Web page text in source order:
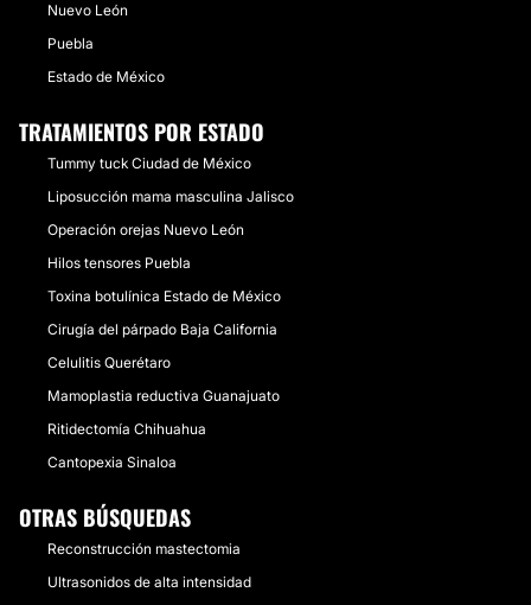
Nuevo León
Puebla
Estado de México
TRATAMIENTOS POR ESTADO
Tummy tuck Ciudad de México
Liposucción mama masculina Jalisco
Operación orejas Nuevo León
Hilos tensores Puebla
Toxina botulínica Estado de México
Cirugía del párpado Baja California
Celulitis Querétaro
Mamoplastia reductiva Guanajuato
Ritidectomía Chihuahua
Cantopexia Sinaloa
OTRAS BÚSQUEDAS
Reconstrucción mastectomia
Ultrasonidos de alta intensidad